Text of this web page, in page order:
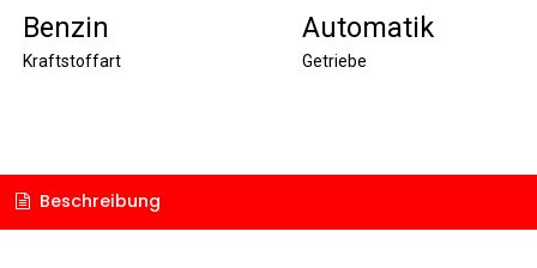
Benzin
Kraftstoffart
Automatik
Getriebe
Beschreibung